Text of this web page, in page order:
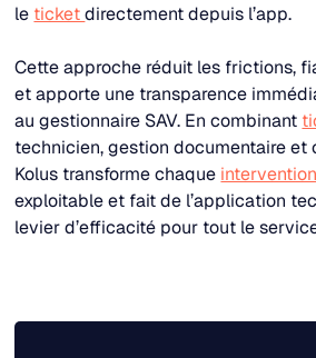
le ticketdirectement depuis l’app.​
Cette approche réduit les frictions,
et apporte une transparence
au gestionnaire SAV. En combinant
technicien, gestion documentaire et
Kolus transforme chaque
exploitable et fait de l’application
levier d’efficacité pour tout le